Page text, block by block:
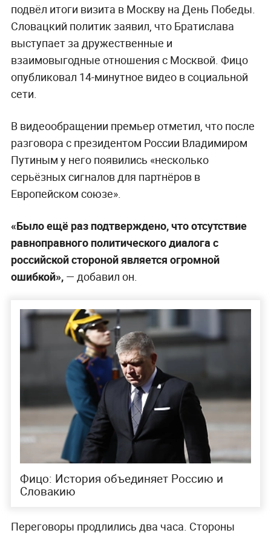
подвёл итоги визита в Москву на День Победы.
Словацкий политик заявил, что Братислава
выступает за дружественные и
взаимовыгодные отношения с Москвой. Фицо
опубликовал 14-минутное видео в социальной
сети.
В видеообращении премьер отметил, что после
разговора с президентом России Владимиром
Путиным у него появились «несколько
серьёзных сигналов для партнёров в
Европейском союзе».
«Было ещё раз подтверждено, что отсутствие
равноправного политического диалога с
российской стороной является огромной
ошибкой», — добавил он.
Фицо: История объединяет Россию и
Словакию
Переговоры продлились два часа. Стороны